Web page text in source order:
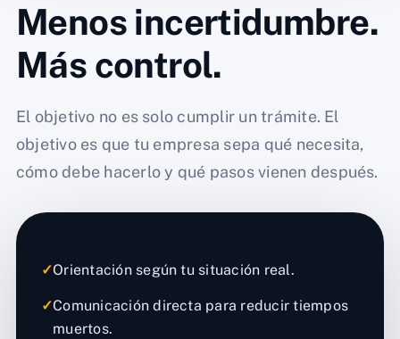
Menos incertidumbre.
Más control.
El objetivo no es solo cumplir un trámite. El
objetivo es que tu empresa sepa qué necesita,
cómo debe hacerlo y qué pasos vienen después.
✓Orientación según tu situación real.
✓Comunicación directa para reducir tiempos
muertos.